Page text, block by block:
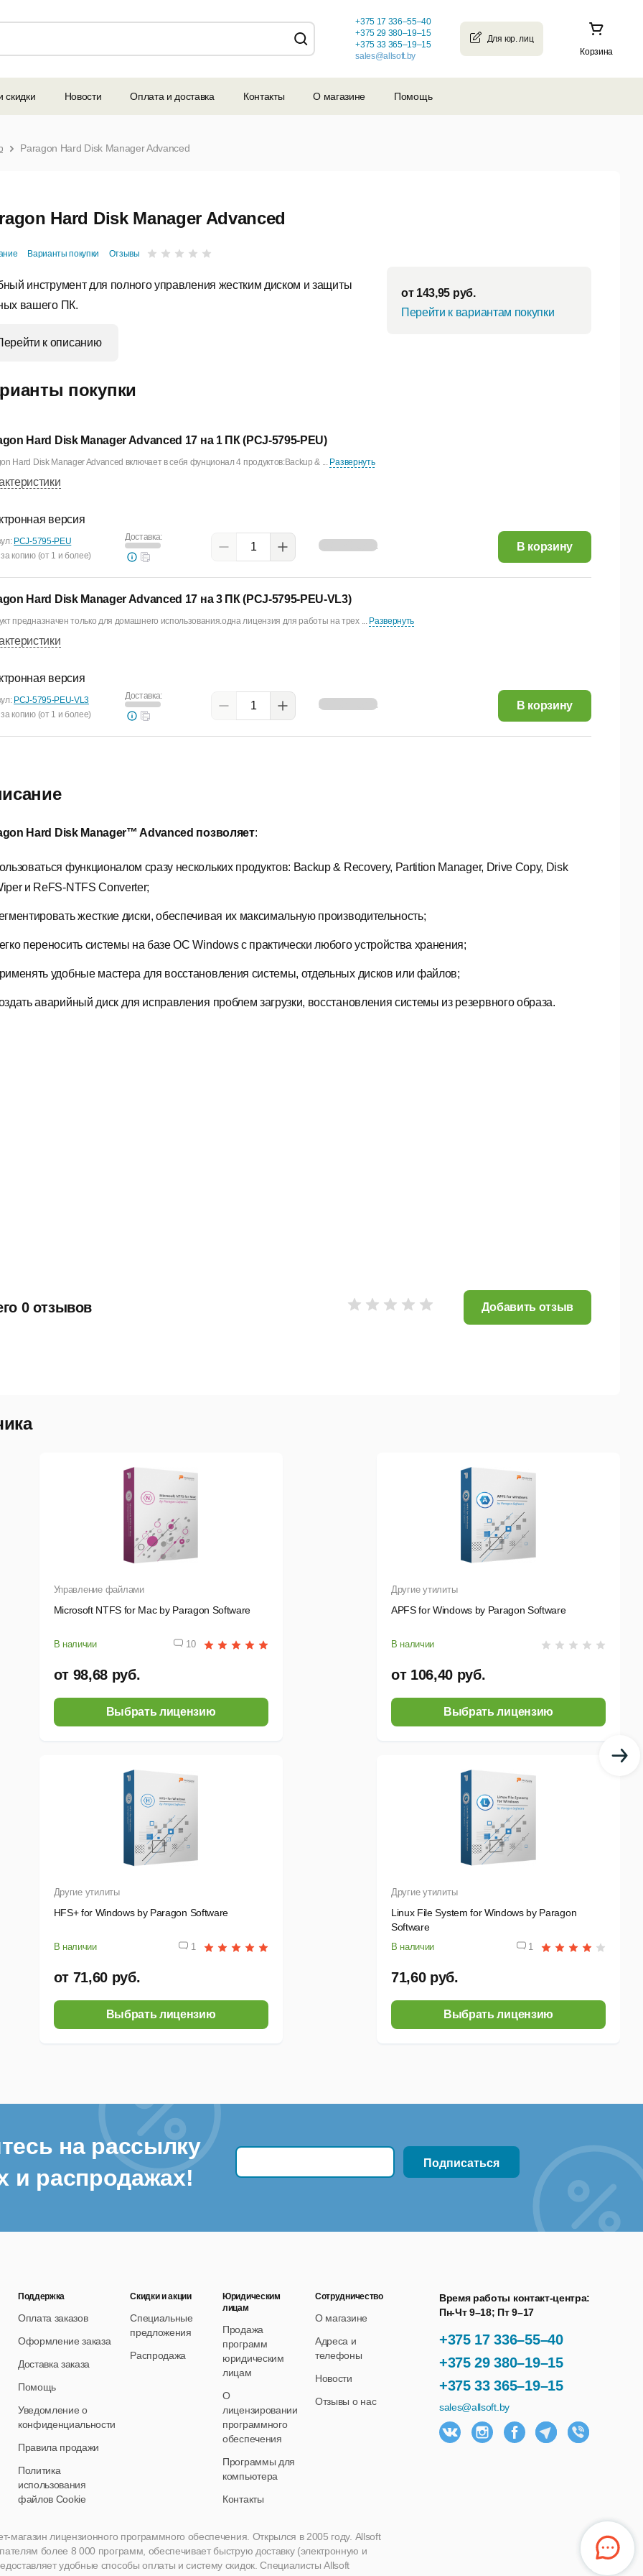
Корзина
+375 17 336–55–40
+375 29 380–19–15
+375 33 365–19–15
sales@allsoft.by
скидки Новости Оплата и доставка Контакты О магазине Помощь
Paragon Hard Disk Manager Advanced
Hard Disk Manager Advanced
Варианты покупки Отзывы
инструмент для полного управления жестким диском и защиты
вашего ПК.
к описанию
от 143,95 руб.
Перейти к вариантам покупки
Hard Disk Manager™ Advanced позволяет:
функционалом сразу нескольких продуктов: Backup & Recovery, Partition Manager, Drive Copy, Disk
и ReFS-NTFS Converter;
жесткие диски, обеспечивая их максимальную производительность;
переносить системы на базе ОС Windows с практически любого устройства хранения;
удобные мастера для восстановления системы, отдельных дисков или файлов;
аварийный диск для исправления проблем загрузки, восстановления системы из резервного образа.
покупки
Hard Disk Manager Advanced 17 на 1 ПК (PCJ-5795-PEU)
Hard Disk Manager Advanced включает в себя фунционал 4 продуктов:Backup & ... Развернуть
версия
копию (от 1 и более)
PCJ-5795-PEU Доставка:
143,95 руб. В корзину
Hard Disk Manager Advanced 17 на 3 ПК (PCJ-5795-PEU-VL3)
предназначен только для домашнего использования.одна лицензия для работы на трех ... Развернуть
версия
копию (от 1 и более)
PCJ-5795-PEU-VL3 Доставка:
282,07 руб. В корзину
0 отзывов Добавить отзыв
Управление файлами
Microsoft NTFS for Mac by Paragon Software
В наличии 10
от 98,68 руб.
Выбрать лицензию
Другие утилиты
APFS for Windows by Paragon Software
В наличии
от 106,40 руб.
Выбрать лицензию
Другие утилиты
HFS+ for Windows by Paragon Software
В наличии 1
от 71,60 руб.
Выбрать лицензию
Другие утилиты
Linux File System for Windows by Paragon
Software
В наличии 1
71,60 руб.
Выбрать лицензию
на рассылку
и распродажах!
+375 17 336–55–40
+375 29 380–19–15
+375 33 365–19–15
Время работы контакт-центра:
Пн-Чт 9–18; Пт 9–17
sales@allsoft.by
Поддержка
Оплата заказов
Оформление заказа
Доставка заказа
Помощь
Уведомление о
конфиденциальности
Правила продажи
Политика
использования
файлов Cookie
Скидки и акции
Специальные
предложения
Распродажа
Юридическим
лицам
Продажа
программ
юридическим
лицам
О
лицензировании
программного
обеспечения
Программы для
компьютера
Контакты
Сотрудничество
О магазине
Адреса и
телефоны
Новости
Отзывы о нас
магазин лицензионного программного обеспечения. Открылся в 2005 году. Allsoft
более 8 000 программ, обеспечивает быструю доставку (электронную и
удобные способы оплаты и систему скидок. Специалисты Allsoft